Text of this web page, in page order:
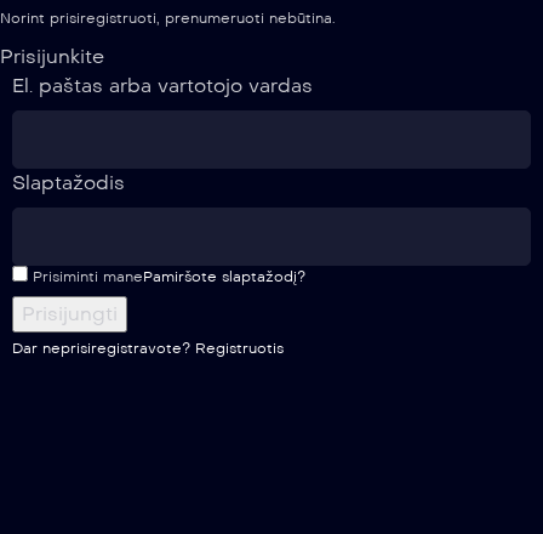
Norint prisiregistruoti, prenumeruoti nebūtina.
Prisijunkite
El. paštas arba vartotojo vardas
Slaptažodis
Prisiminti manePamiršote slaptažodį?
Dar neprisiregistravote? Registruotis